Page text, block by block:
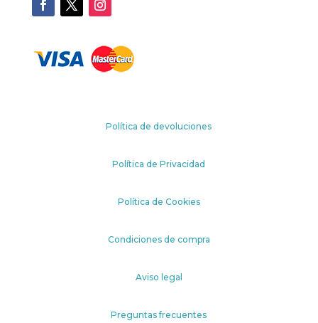
Política de devoluciones
Política de Privacidad
Política de Cookies
Condiciones de compra
Aviso legal
Preguntas frecuentes